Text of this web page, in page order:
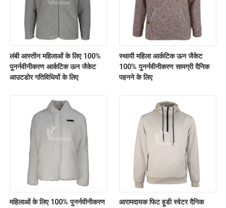
लंबी आस्तीन महिलाओं के लिए 100%
पुनर्नवीनीकरण आर्कटिक ऊन जैकेट
आउटडोर गतिविधियों के लिए
स्थायी महिला आर्कटिक ऊन जैकेट
100% पुनर्नवीनीकरण सामग्री दैनिक
पहनने के लिए
महिलाओं के लिए 100% पुनर्नवीनीकरण
आरामदायक फिट हूडी स्वेटर दैनिक